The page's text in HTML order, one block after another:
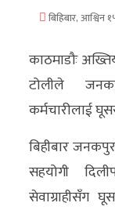
वाणिज्य
मनाेरञ्जन
प्रविधि
अन्तरर्वार्ता
बिहिबार,
काठमाडौः
टोलीले
कर्मचारीलाई
बिहीबार
सहयोगी
सेवाग्राहीसँग